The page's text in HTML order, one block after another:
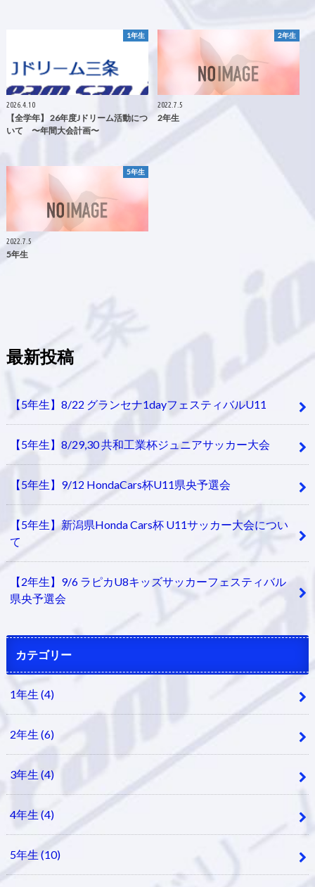
1年生
2026.4.10
【全学年】 26年度Jドリーム活動につ
いて 〜年間大会計画〜
2年生
2022.7.5
2年生
5年生
2022.7.5
5年生
最新投稿
【5年生】8/22 グランセナ1dayフェスティバルU11
【5年生】8/29,30 共和工業杯ジュニアサッカー大会
【5年生】9/12 HondaCars杯U11県央予選会
【5年生】新潟県Honda Cars杯 U11サッカー大会につい
て
【2年生】9/6 ラピカU8キッズサッカーフェスティバル
県央予選会
カテゴリー
1年生 (4)
2年生 (6)
3年生 (4)
4年生 (4)
5年生 (10)